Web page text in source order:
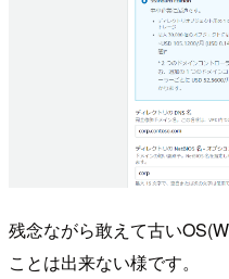
残念ながら敢えて古い
ことは出来ない様です。